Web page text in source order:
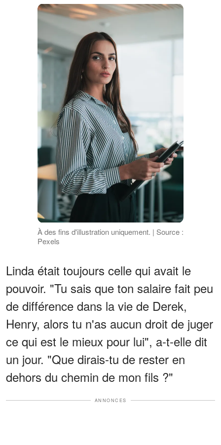
À des fins d'illustration uniquement. | Source :
Pexels
Linda était toujours celle qui avait le
pouvoir. "Tu sais que ton salaire fait peu
de différence dans la vie de Derek,
Henry, alors tu n'as aucun droit de juger
ce qui est le mieux pour lui", a-t-elle dit
un jour. "Que dirais-tu de rester en
dehors du chemin de mon fils ?"
ANNONCES